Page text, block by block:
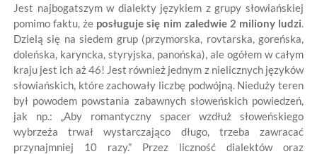
Jest najbogatszym w dialekty językiem z grupy słowiańskiej
pomimo faktu, że posługuje się nim zaledwie 2 miliony ludzi
Dzielą się na siedem grup (przymorska, rovtarska, goreńska,
doleńska, karyncka, styryjska, panońska), ale ogółem w całym
kraju jest ich aż 46! Jest również jednym z nielicznych języków
słowiańskich, które zachowały liczbę podwójną. Nieduży teren
był powodem powstania zabawnych słoweńskich powiedzeń,
jak np.: „Aby romantyczny spacer wzdłuż słoweńskiego
wybrzeża trwał wystarczająco długo, trzeba zawracać
przynajmniej 10 razy.” Przez liczność dialektów oraz